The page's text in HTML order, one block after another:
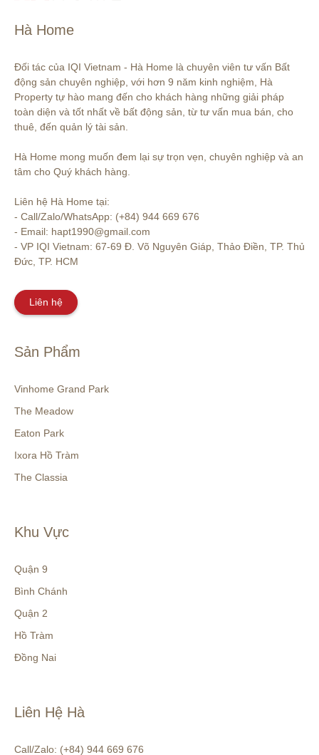
Hà Home
Đối tác của IQI Vietnam - Hà Home là chuyên viên tư vấn Bất
động sản chuyên nghiệp, với hơn 9 năm kinh nghiệm, Hà
Property tự hào mang đến cho khách hàng những giải pháp
toàn diện và tốt nhất về bất động sản, từ tư vấn mua bán, cho
thuê, đến quản lý tài sản.
Hà Home mong muốn đem lại sự trọn vẹn, chuyên nghiệp và an
tâm cho Quý khách hàng.
Liên hệ Hà Home tại:
- Call/Zalo/WhatsApp: (+84) 944 669 676
- Email: hapt1990@gmail.com
- VP IQI Vietnam: 67-69 Đ. Võ Nguyên Giáp, Thảo Điền, TP. Thủ
Đức, TP. HCM
Liên hệ
Sản Phẩm
Vinhome Grand Park
The Meadow
Eaton Park
Ixora Hồ Tràm
The Classia
Khu Vực
Quận 9
Bình Chánh
Quận 2
Hồ Tràm
Đồng Nai
Liên Hệ Hà
Call/Zalo: (+84) 944 669 676